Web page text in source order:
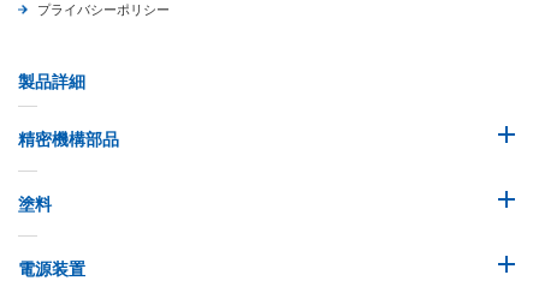
プライバシーポリシー
製品詳細
精密機構部品
塗料
電源装置